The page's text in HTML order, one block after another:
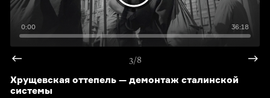
0:00 36:18
3/8
Хрущевская оттепель — демонтаж сталинской
системы